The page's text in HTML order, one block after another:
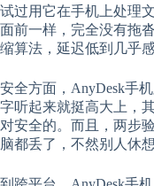
试过用它在手机上处理
面前一样，完全没有拖
缩算法，延迟低到几乎感
安全方面，AnyDesk手
字听起来就挺高大上，
对安全的。而且，两步
脑都丢了，不然别人休